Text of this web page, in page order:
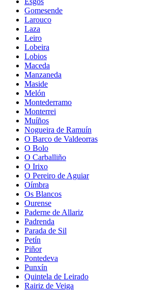
Gomesende
Larouco
Laza
Leiro
Lobeira
Lobios
Maceda
Manzaneda
Maside
Melón
Montederramo
Monterrei
Muíños
Nogueira de Ramuín
O Barco de Valdeorras
O Bolo
O Carballiño
O Irixo
O Pereiro de Aguiar
Oímbra
Os Blancos
Ourense
Paderne de Allariz
Padrenda
Parada de Sil
Petín
Piñor
Pontedeva
Punxín
Quintela de Leirado
Rairiz de Veiga